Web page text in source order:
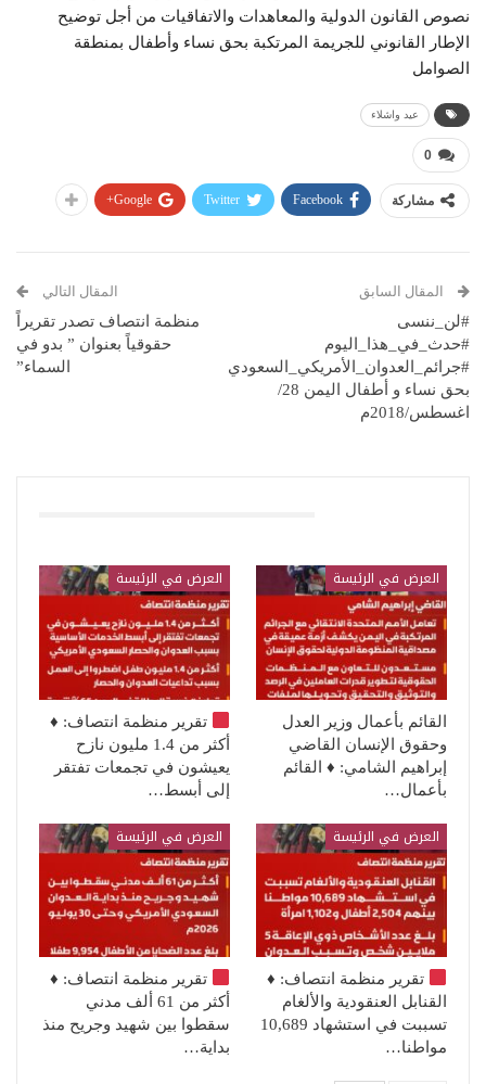
نصوص القانون الدولية والمعاهدات والاتفاقيات من أجل توضيح
الإطار القانوني للجريمة المرتكبة بحق نساء وأطفال بمنطقة
الصوامل
عيد واشلاء
0
مشاركة Facebook
Twitter
Google+
المقال السابق
#لن_ننسى
#حدث_في_هذا_اليوم
#جرائم_العدوان_الأمريكي_السعودي
بحق نساء و أطفال اليمن 28/
اغسطس/2018م
المقال التالي
منظمة انتصاف تصدر تقريراً
حقوقياً بعنوان ” بدو في
السماء”
العرض في الرئيسة
القائم بأعمال وزير العدل
وحقوق الإنسان القاضي
إبراهيم الشامي: ♦️ القائم
بأعمال…
العرض في الرئيسة
تقرير منظمة انتصاف: ♦️
أكثر من 1.4 مليون نازح
يعيشون في تجمعات تفتقر
إلى أبسط…
العرض في الرئيسة
تقرير منظمة انتصاف: ♦️
القنابل العنقودية والألغام
تسببت في استشهاد 10,689
مواطنا…
العرض في الرئيسة
تقرير منظمة انتصاف: ♦️
أكثر من 61 ألف مدني
سقطوا بين شهيد وجريح منذ
بداية…